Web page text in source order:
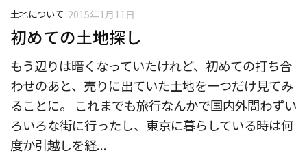
土地について 2015年1月11日
初めての土地探し
もう辺りは暗くなっていたけれど、初めての打ち合
わせのあと、売りに出ていた土地を一つだけ見てみ
ることに。 これまでも旅行なんかで国内外問わずい
ろいろな街に行ったし、東京に暮らしている時は何
度か引越しを経...